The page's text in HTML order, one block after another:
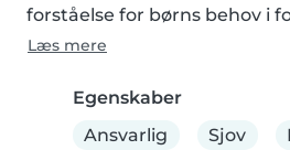
forståelse for børns behov i
Læs mere
Egenskaber
Ansvarlig
Sjov